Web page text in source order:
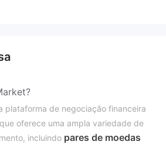
plataforma de negociação financeira
que oferece uma ampla variedade de
incluindo pares de moedas